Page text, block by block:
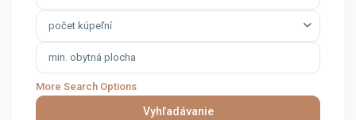
počet kúpeľní
More Search Options
Vyhľadávanie